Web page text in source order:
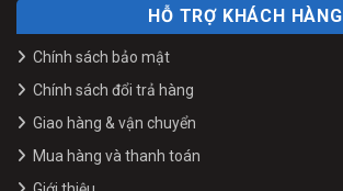
HỖ TRỢ KHÁCH HÀNG
Chính sách bảo mật
Chính sách đổi trả hàng
Giao hàng & vận chuyển
Mua hàng và thanh toán